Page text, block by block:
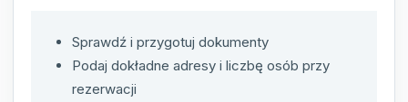
Sprawdź i przygotuj dokumenty
Podaj dokładne adresy i liczbę osób przy
rezerwacji